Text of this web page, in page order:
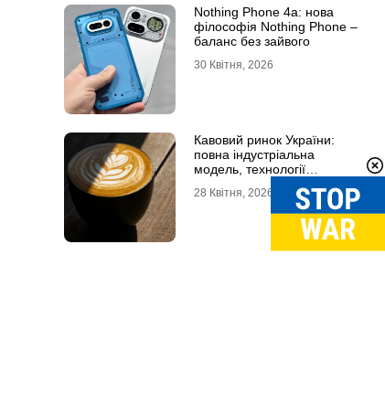
Nothing Phone 4a: нова
філософія Nothing Phone –
баланс без зайвого
30 Квітня, 2026
Кавовий ринок України:
повна індустріальна
модель, технології
споживчі тренди
28 Квітня, 2026